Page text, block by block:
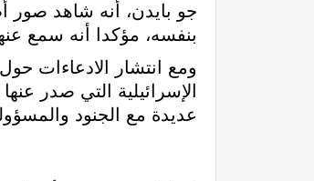
جو بايدن، أنه شاهد صور
بنفسه، مؤكدا أنه سمع
ومع انتشار الادعاءات
الإسرائيلية التي صدر
عديدة مع الجنود